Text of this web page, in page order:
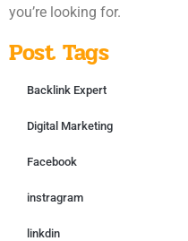
Post Tags
Backlink Expert
Digital Marketing
Facebook
instragram
linkdin
you’re looking for.